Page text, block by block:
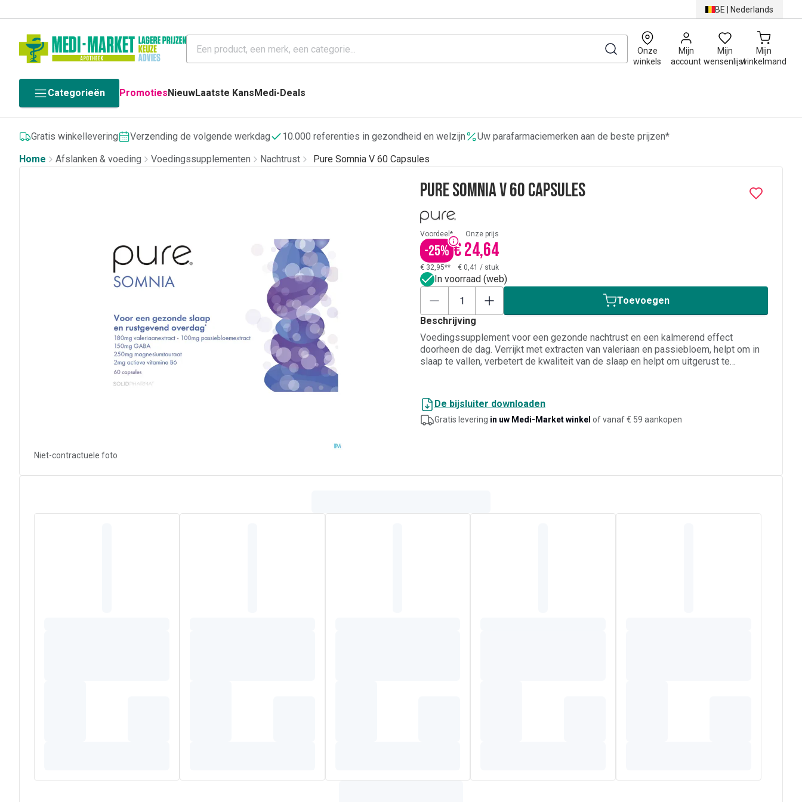
BE | Nederlands
Onze
winkels
Mijn
account
Mijn
wensenlijst
Mijn
winkelmand
0
Categorieën PromotiesNieuwLaatste KansMedi-Deals
Gratis winkellevering Verzending de volgende werkdag 10.000 referenties in gezondheid en welzijn
Uw parafarmaciemerken aan de beste prijzen*
Home
Afslanken & voeding Voedingssupplementen Nachtrust Pure Somnia V 60 Capsules
Niet-contractuele foto
Pure Somnia V 60 Capsules
Voordeel*
-25%
Onze prijs
€ 24,64
€ 32,95** € 0,41 / stuk
In voorraad (web)
Toevoegen
Beschrijving
Voedingssupplement voor een gezonde nachtrust en een kalmerend effect
doorheen de dag. Verrijkt met extracten van valeriaan en passiebloem, helpt om in
slaap te vallen, verbetert de kwaliteit van de slaap en helpt om uitgerust te
psychologische functies. Gluten-, lactose- en sojavrij, geschikt voor vegetariërs en
veganisten.
De bijsluiter downloaden
Gratis levering in uw Medi-Market winkel of vanaf € 59 aankopen